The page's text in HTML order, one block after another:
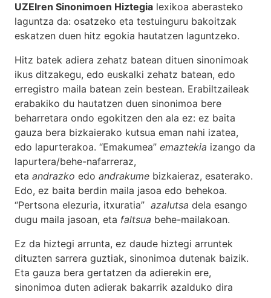
UZEIren Sinonimoen Hiztegia lexikoa aberasteko
laguntza da: osatzeko eta testuinguru bakoitzak
eskatzen duen hitz egokia hautatzen laguntzeko.
Hitz batek adiera zehatz batean dituen sinonimoak
ikus ditzakegu, edo euskalki zehatz batean, edo
erregistro maila batean zein bestean. Erabiltzaileak
erabakiko du hautatzen duen sinonimoa bere
beharretara ondo egokitzen den ala ez: ez baita
gauza bera bizkaierako kutsua eman nahi izatea,
edo lapurterakoa. “Emakumea” emaztekia izango da
lapurtera/behe-nafarreraz,
eta andrazko edo andrakume bizkaieraz, esaterako.
Edo, ez baita berdin maila jasoa edo behekoa.
“Pertsona elezuria, itxuratia” azalutsa dela esango
dugu maila jasoan, eta faltsua behe-mailakoan.
Ez da hiztegi arrunta, ez daude hiztegi arruntek
dituzten sarrera guztiak, sinonimoa dutenak baizik.
Eta gauza bera gertatzen da adierekin ere,
sinonimoa duten adierak bakarrik azalduko dira